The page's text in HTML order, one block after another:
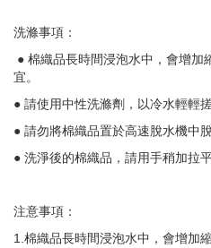
洗滌事項：
● 棉織品長時間浸泡水中，會增加
宜。
● 請使用中性洗滌劑，以冷水輕輕
● 請勿將棉織品置於高速脫水機中
● 洗淨後的棉織品，請用手稍加拉
注意事項：
1.棉織品長時間浸泡水中，會增加